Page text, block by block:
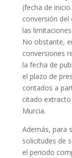
(fecha de
conversión
las
No obstante,
conversiones
la fecha de
el plazo de
contados a
citado
Murcia.
Además, para
solicitudes de
el periodo